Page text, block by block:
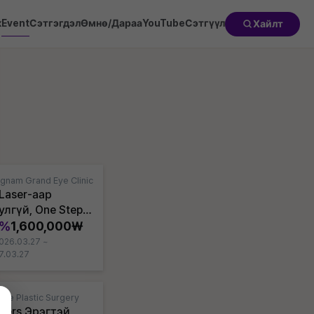
EventСэтгэгдэлӨмнө/ДарааYouTubeСэтгүүл Хайлт
Grand Eye Clinic
аар
One Step
Lasek
1,600,000₩
~
Plastic Surgery